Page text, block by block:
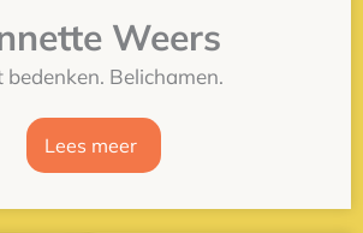
Weers
bedenken. Belichamen.
Lees meer